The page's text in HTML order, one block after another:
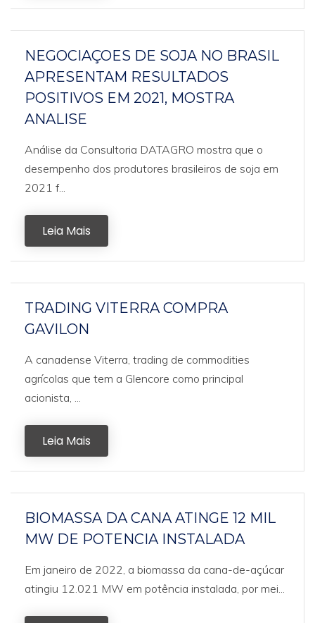
NEGOCIAÇOES DE SOJA NO BRASIL
APRESENTAM RESULTADOS
POSITIVOS EM 2021, MOSTRA
ANALISE
Análise da Consultoria DATAGRO mostra que o
desempenho dos produtores brasileiros de soja em
2021 f...
Leia Mais
TRADING VITERRA COMPRA
GAVILON
A canadense Viterra, trading de commodities
agrícolas que tem a Glencore como principal
acionista, ...
Leia Mais
BIOMASSA DA CANA ATINGE 12 MIL
MW DE POTENCIA INSTALADA
Em janeiro de 2022, a biomassa da cana-de-açúcar
atingiu 12.021 MW em potência instalada, por mei...